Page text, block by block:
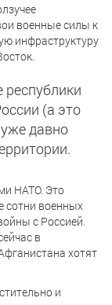
военные силы к
инфраструктуру
республики
(а это
давно
НАТО. Это
сотни военных
с Россией.
в
хотят
и